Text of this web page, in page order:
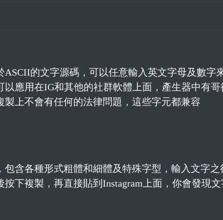
的文字源碼，可以任意輸入英文字母及數字
應用在IG和其他的社群軟體上面，產生器中有哥
上不會有任何的法律問題，這些字元都兼容
含各種形式粗體和細體及特殊字型，輸入文字之
下複製，再直接貼到Instagram上面，你會發現